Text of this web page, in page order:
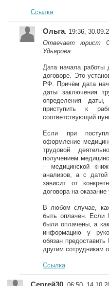
Ссылка
Ольга. 19:36,
Отвечает юрист
Удьярова:
Дата начала работы
договоре. Это
РФ. Причём дата
даты заключения
определения
приступить к
соответствующий
Если при
оформление
трудовой
получением
– медицинской
анализов, а с датой
зависит от
договора на оказание
В любом случае,
быть оплачен. Если
были оплачены, а
информацию у
обязан
другим сотрудникам
Ссылка
Сергей30 . 06:50,